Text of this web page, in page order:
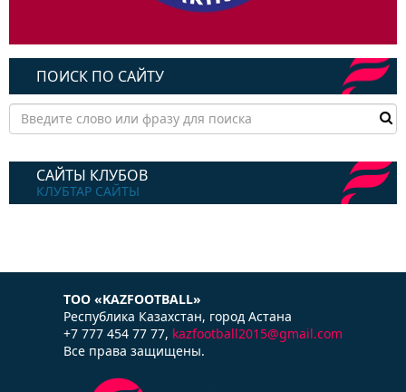
ПОИСК ПО САЙТУ
САЙТЫ КЛУБОВ
КЛУБТАР САЙТЫ
ТОО «KAZFOOTBALL»
Республика Казаxстан, город Астана
+7 777 454 77 77, kazfootball2015@gmail.com
Все права защищены.